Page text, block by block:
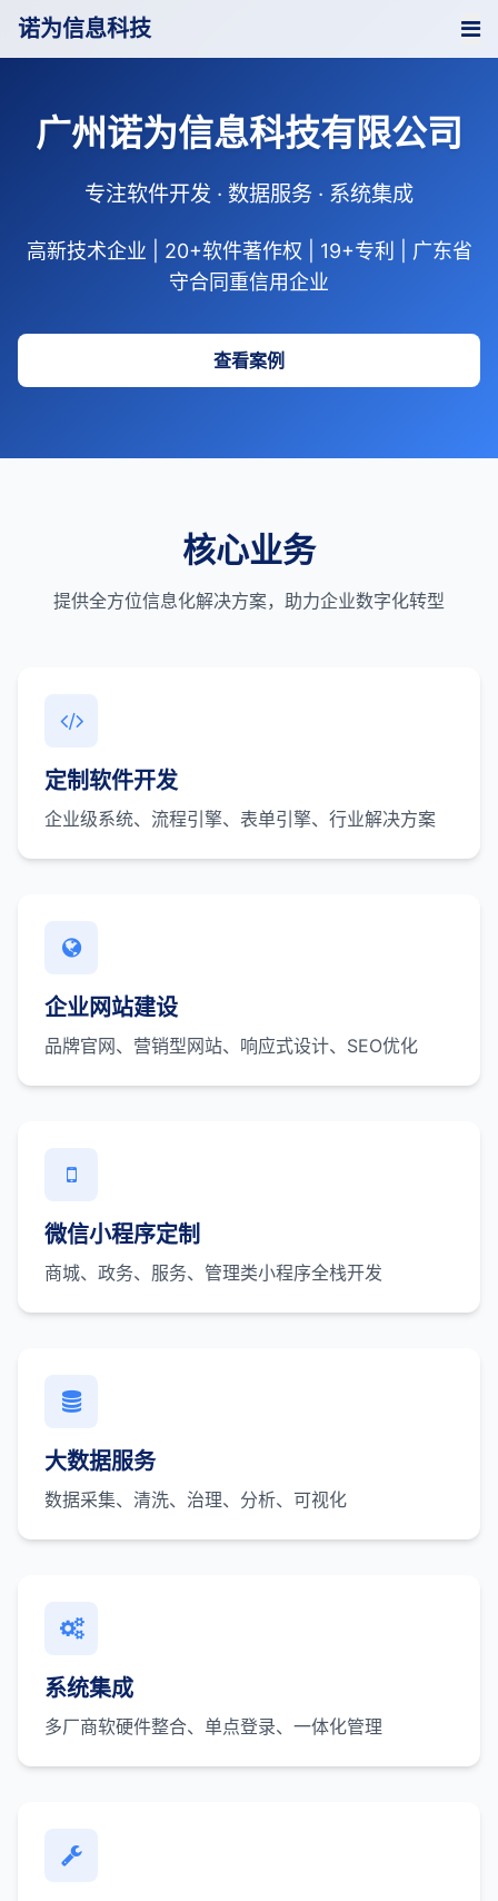
诺为信息科技
广州诺为信息科技有限公司
专注软件开发 · 数据服务 · 系统集成
高新技术企业 | 20+软件著作权 | 19+专利 | 广东省
守合同重信用企业
查看案例
核心业务
提供全方位信息化解决方案，助力企业数字化转型
定制软件开发
企业级系统、流程引擎、表单引擎、行业解决方案
企业网站建设
品牌官网、营销型网站、响应式设计、SEO优化
微信小程序定制
商城、政务、服务、管理类小程序全栈开发
大数据服务
数据采集、清洗、治理、分析、可视化
系统集成
多厂商软硬件整合、单点登录、一体化管理